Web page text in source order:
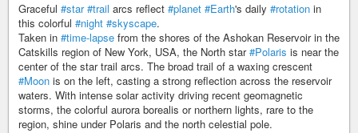
Graceful #star #trail arcs reflect #planet #Earth's daily #rotation in
this colorful #night #skyscape.
Taken in #time-lapse from the shores of the Ashokan Reservoir in the
Catskills region of New York, USA, the North star#Polaris is near the
center of the star trail arcs. The broad trail of a waxing crescent
#Moon is on the left, casting a strong reflection across the reservoir
waters. With intense solar activity driving recent geomagnetic
storms, the colorful aurora borealis or northern lights, rare to the
region, shine under Polaris and the north celestial pole.